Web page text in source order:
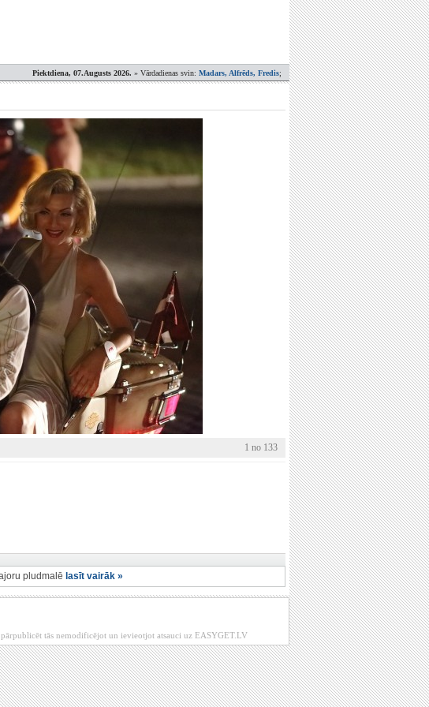
Piektdiena, 07.Augusts 2026. » Vārdadienas svin: Madars, Alfrēds, Fredis;
1 no 133
pludmalē lasīt vairāk »
tās nemodificējot un ievieotjot atsauci uz EASYGET.LV